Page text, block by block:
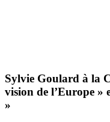
Sylvie Goulard à la
vision de l’Europe »
»